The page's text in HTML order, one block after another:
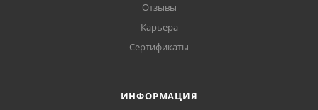
Отзывы
Карьера
Сертификаты
ИНФОРМАЦИЯ